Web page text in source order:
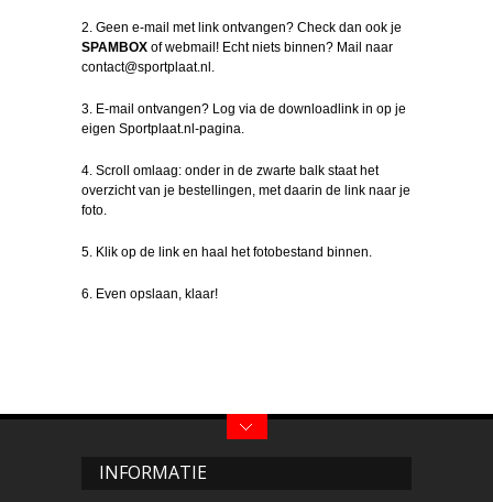
2. Geen e-mail met link ontvangen? Check dan ook je
SPAMBOX of webmail! Echt niets binnen? Mail naar
contact@sportplaat.nl.
3. E-mail ontvangen? Log via de downloadlink in op je
eigen Sportplaat.nl-pagina.
4. Scroll omlaag: onder in de zwarte balk staat het
overzicht van je bestellingen, met daarin de link naar je
foto.
5. Klik op de link en haal het fotobestand binnen.
6. Even opslaan, klaar!
INFORMATIE